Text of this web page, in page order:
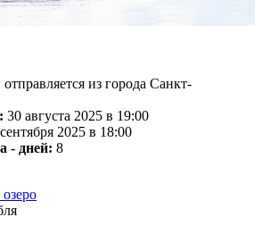
отправляется из города Санкт-
30 августа 2025 в 19:00
2025 в 18:00
- дней: 8